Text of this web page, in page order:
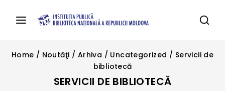
Home / Noutăţi / Arhiva / Uncategorized / Servicii de
bibliotecă
SERVICII DE BIBLIOTECĂ